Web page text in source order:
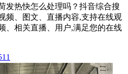
发热快怎么处理吗？抖音综合搜
频、图文、直播内容,支持在线观
、相关直播、用户,满足您的在线